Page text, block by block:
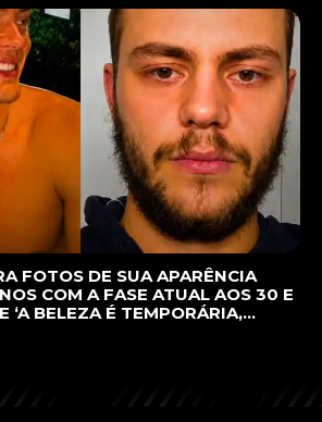
FOTOS DE SUA APARÊNCIA
COM A FASE ATUAL AOS 30 E
‘A BELEZA É TEMPORÁRIA,...